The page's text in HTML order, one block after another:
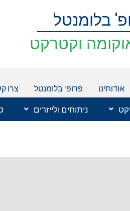
בלומנטל
וקטרקט
אודותינו פרופ' בלומנטל צרו
ניתוחים ולייזרים